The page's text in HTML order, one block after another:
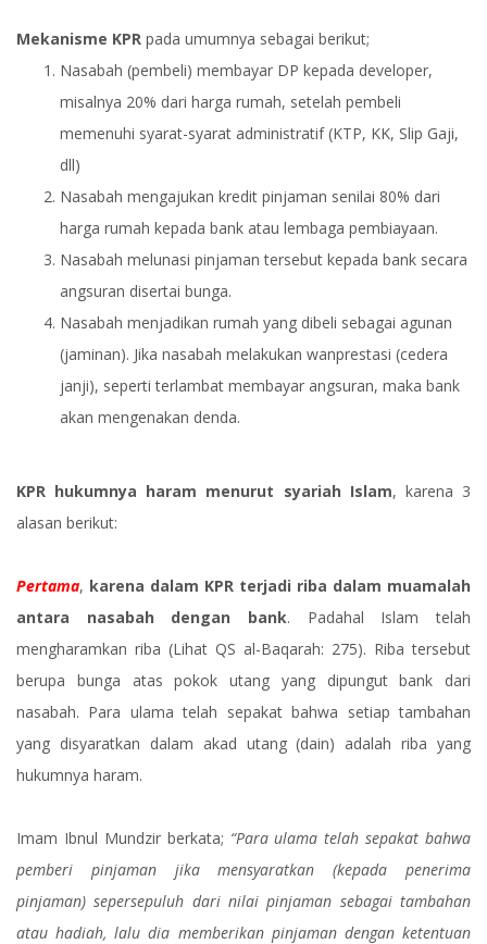
Mekanisme KPR pada umumnya sebagai berikut;
Nasabah (pembeli) membayar DP kepada developer,
misalnya 20% dari harga rumah, setelah pembeli
memenuhi syarat-syarat administratif (KTP, KK, Slip Gaji,
dll)
Nasabah mengajukan kredit pinjaman senilai 80% dari
harga rumah kepada bank atau lembaga pembiayaan.
Nasabah melunasi pinjaman tersebut kepada bank secara
angsuran disertai bunga.
Nasabah menjadikan rumah yang dibeli sebagai agunan
(jaminan). Jika nasabah melakukan wanprestasi (cedera
janji), seperti terlambat membayar angsuran, maka bank
akan mengenakan denda.
KPR hukumnya haram menurut syariah Islam, karena 3
alasan berikut:
Pertama, karena dalam KPR terjadi riba dalam muamalah
antara nasabah dengan bank. Padahal Islam telah
mengharamkan riba (Lihat QS al-Baqarah: 275). Riba tersebut
berupa bunga atas pokok utang yang dipungut bank dari
nasabah. Para ulama telah sepakat bahwa setiap tambahan
yang disyaratkan dalam akad utang (dain) adalah riba yang
hukumnya haram.
Imam Ibnul Mundzir berkata; “Para ulama telah sepakat bahwa
pemberi pinjaman jika mensyaratkan (kepada penerima
pinjaman) sepersepuluh dari nilai pinjaman sebagai tambahan
atau hadiah, lalu dia memberikan pinjaman dengan ketentuan